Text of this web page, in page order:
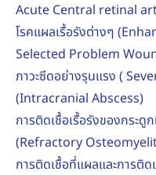
Acute Central retinal
โรคแผลเรื้อรังต่างๆ
Selected Problem
ภาวะซีดอย่างรุนแรง (
(Intracranial Abscess)
การติดเชื้อเรื้อรังของกระ
(Refractory
การติดเชื้อที่แผลและการติด